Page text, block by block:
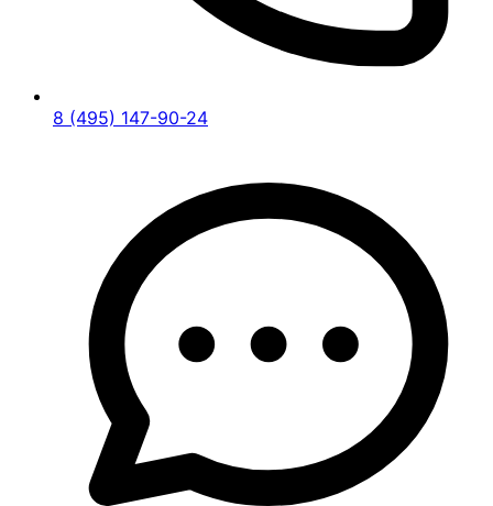
8 (495) 147-90-24